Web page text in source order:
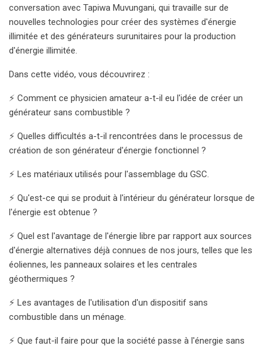
conversation avec Tapiwa Muvungani, qui travaille sur de
nouvelles technologies pour créer des systèmes d'énergie
illimitée et des générateurs surunitaires pour la production
d'énergie illimitée.
Dans cette vidéo, vous découvrirez :
⚡️ Comment ce physicien amateur a-t-il eu l'idée de créer un
générateur sans combustible ?
⚡️ Quelles difficultés a-t-il rencontrées dans le processus de
création de son générateur d'énergie fonctionnel ?
⚡️ Les matériaux utilisés pour l'assemblage du GSC.
⚡️ Qu'est-ce qui se produit à l'intérieur du générateur lorsque de
l'énergie est obtenue ?
⚡️ Quel est l'avantage de l'énergie libre par rapport aux sources
d'énergie alternatives déjà connues de nos jours, telles que les
éoliennes, les panneaux solaires et les centrales
géothermiques ?
⚡️ Les avantages de l'utilisation d'un dispositif sans
combustible dans un ménage.
⚡️ Que faut-il faire pour que la société passe à l'énergie sans